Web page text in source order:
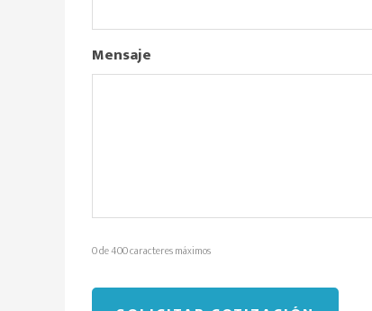
Mensaje
0 de 400 caracteres máximos